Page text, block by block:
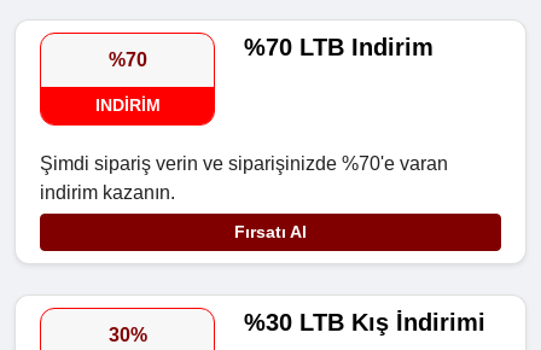
%70
INDIRIM
%70 LTB Indirim
Şimdi sipariş verin ve siparişinizde %70'e varan
indirim kazanın.
Fırsatı Al
30% %30 LTB Kış İndirimi